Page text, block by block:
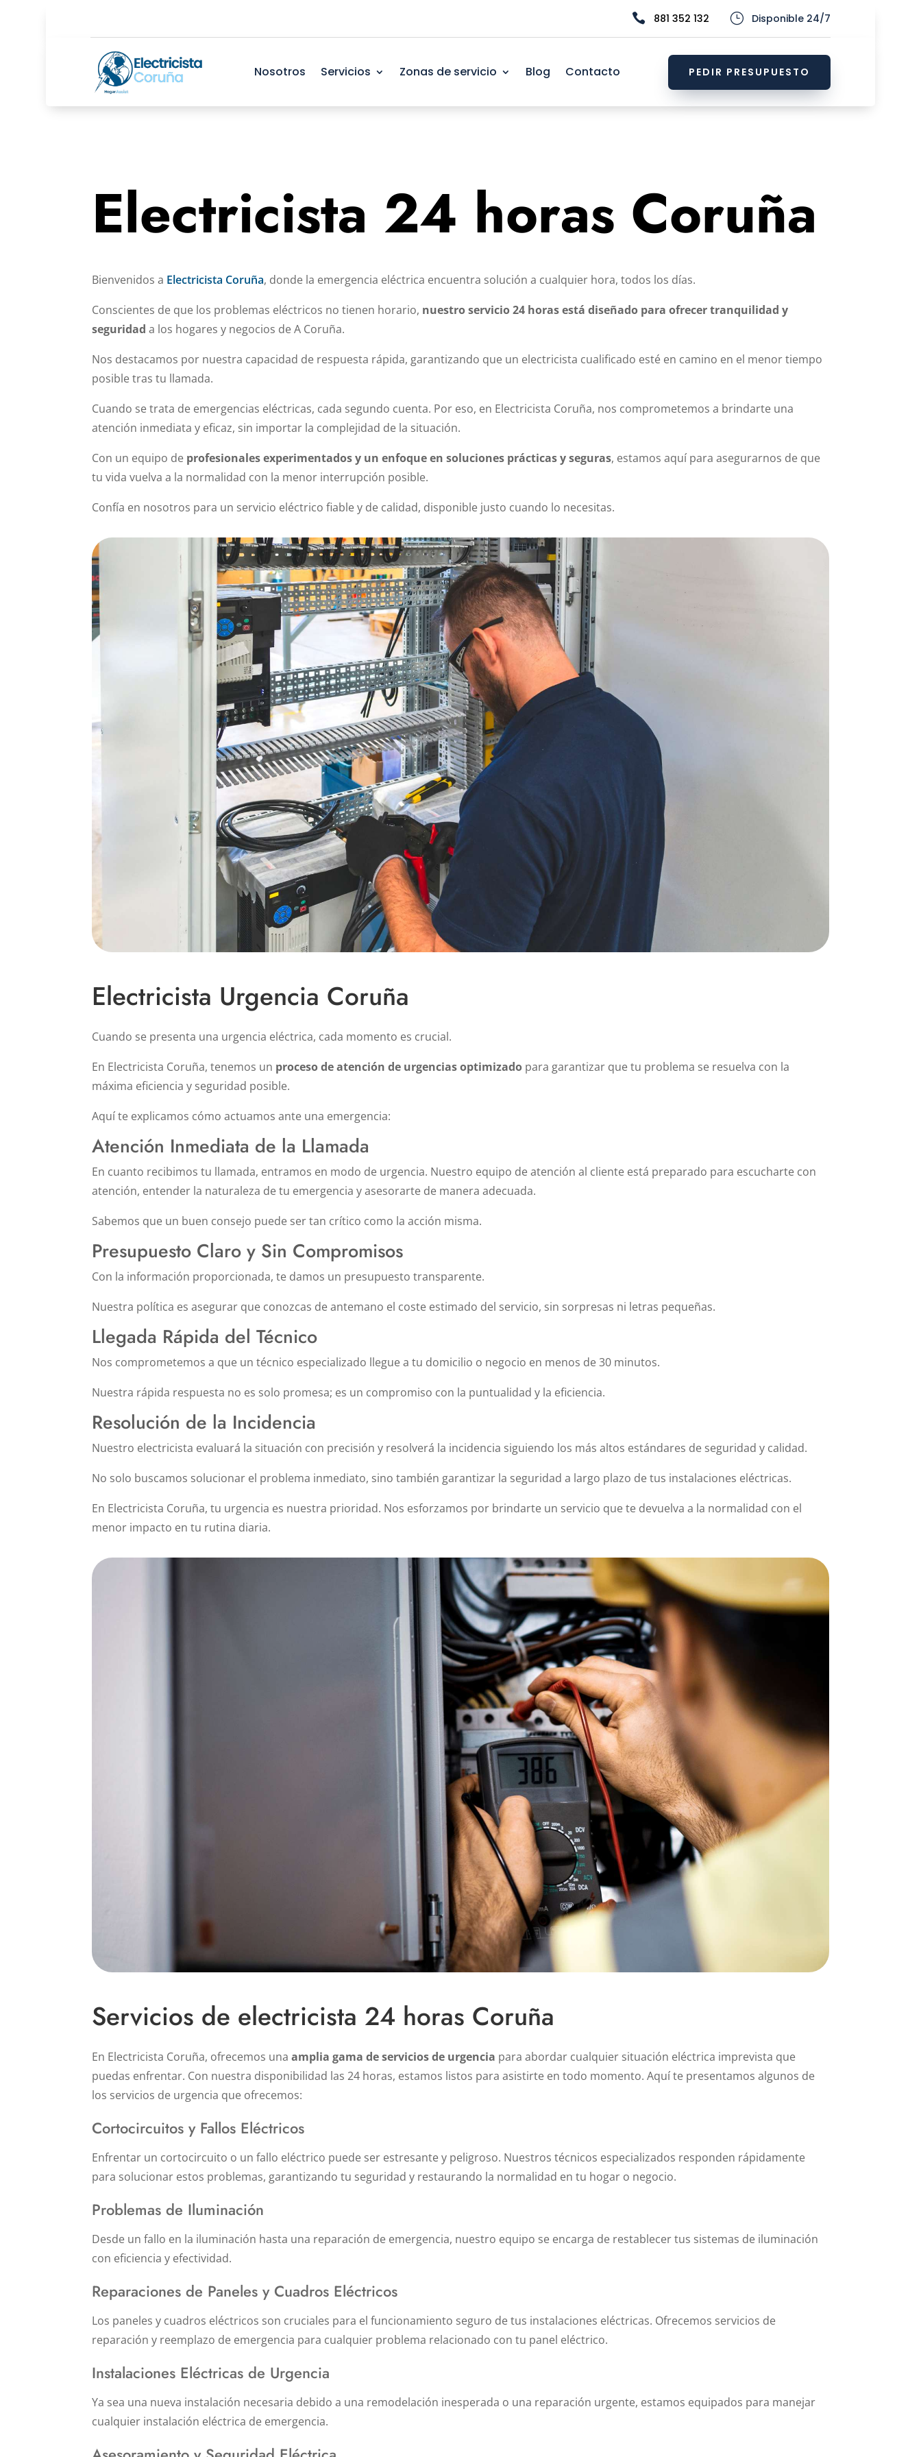
 881 352 132 } Disponible 24/7
Nosotros Servicios Zonas de servicio Blog Contacto PEDIR PRESUPUESTO
Electricista 24 horas Coruña
Bienvenidos a Electricista Coruña, donde la emergencia eléctrica encuentra solución a cualquier hora, todos los días.
Conscientes de que los problemas eléctricos no tienen horario, nuestro servicio 24 horas está diseñado para ofrecer tranquilidad y
seguridad a los hogares y negocios de A Coruña.
Nos destacamos por nuestra capacidad de respuesta rápida, garantizando que un electricista cualificado esté en camino en el menor tiempo
posible tras tu llamada.
Cuando se trata de emergencias eléctricas, cada segundo cuenta. Por eso, en Electricista Coruña, nos comprometemos a brindarte una
atención inmediata y eficaz, sin importar la complejidad de la situación.
Con un equipo de profesionales experimentados y un enfoque en soluciones prácticas y seguras, estamos aquí para asegurarnos de que
tu vida vuelva a la normalidad con la menor interrupción posible.
Confía en nosotros para un servicio eléctrico fiable y de calidad, disponible justo cuando lo necesitas.
Electricista Urgencia Coruña
Cuando se presenta una urgencia eléctrica, cada momento es crucial.
En Electricista Coruña, tenemos un proceso de atención de urgencias optimizado para garantizar que tu problema se resuelva con la
máxima eficiencia y seguridad posible.
Aquí te explicamos cómo actuamos ante una emergencia:
Atención Inmediata de la Llamada
En cuanto recibimos tu llamada, entramos en modo de urgencia. Nuestro equipo de atención al cliente está preparado para escucharte con
atención, entender la naturaleza de tu emergencia y asesorarte de manera adecuada.
Sabemos que un buen consejo puede ser tan crítico como la acción misma.
Presupuesto Claro y Sin Compromisos
Con la información proporcionada, te damos un presupuesto transparente.
Nuestra política es asegurar que conozcas de antemano el coste estimado del servicio, sin sorpresas ni letras pequeñas.
Llegada Rápida del Técnico
Nos comprometemos a que un técnico especializado llegue a tu domicilio o negocio en menos de 30 minutos.
Nuestra rápida respuesta no es solo promesa; es un compromiso con la puntualidad y la eficiencia.
Resolución de la Incidencia
Nuestro electricista evaluará la situación con precisión y resolverá la incidencia siguiendo los más altos estándares de seguridad y calidad.
No solo buscamos solucionar el problema inmediato, sino también garantizar la seguridad a largo plazo de tus instalaciones eléctricas.
En Electricista Coruña, tu urgencia es nuestra prioridad. Nos esforzamos por brindarte un servicio que te devuelva a la normalidad con el
menor impacto en tu rutina diaria.
Servicios de electricista 24 horas Coruña
En Electricista Coruña, ofrecemos unaamplia gama de servicios de urgencia para abordar cualquier situación eléctrica imprevista que
puedas enfrentar. Con nuestra disponibilidad las 24 horas, estamos listos para asistirte en todo momento. Aquí te presentamos algunos de
los servicios de urgencia que ofrecemos:
Cortocircuitos y Fallos Eléctricos
Enfrentar un cortocircuito o un fallo eléctrico puede ser estresante y peligroso. Nuestros técnicos especializados responden rápidamente
para solucionar estos problemas, garantizando tu seguridad y restaurando la normalidad en tu hogar o negocio.
Problemas de Iluminación
Desde un fallo en la iluminación hasta una reparación de emergencia, nuestro equipo se encarga de restablecer tus sistemas de iluminación
con eficiencia y efectividad.
Reparaciones de Paneles y Cuadros Eléctricos
Los paneles y cuadros eléctricos son cruciales para el funcionamiento seguro de tus instalaciones eléctricas. Ofrecemos servicios de
reparación y reemplazo de emergencia para cualquier problema relacionado con tu panel eléctrico.
Instalaciones Eléctricas de Urgencia
Ya sea una nueva instalación necesaria debido a una remodelación inesperada o una reparación urgente, estamos equipados para manejar
cualquier instalación eléctrica de emergencia.